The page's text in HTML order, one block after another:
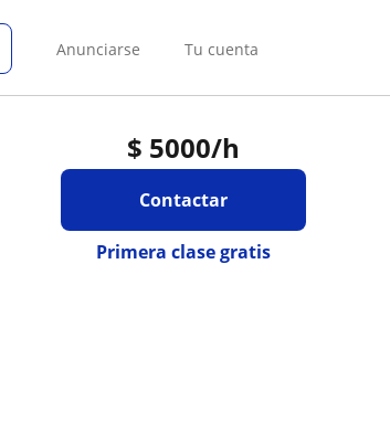
Anunciarse Tu cuenta
$ 5000/h
Contactar
Primera clase gratis